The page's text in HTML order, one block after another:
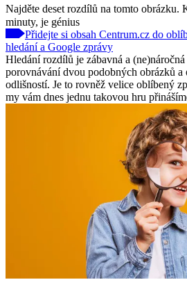
Najděte deset rozdílů na tomto obrázku.
minuty, je génius
Přidejte si obsah Centrum.cz do
hledání a Google zprávy
Hledání rozdílů je zábavná a
porovnávání dvou podobných obrázků a
odlišností. Je to rovněž velice oblíbený
my vám dnes jednu takovou hru